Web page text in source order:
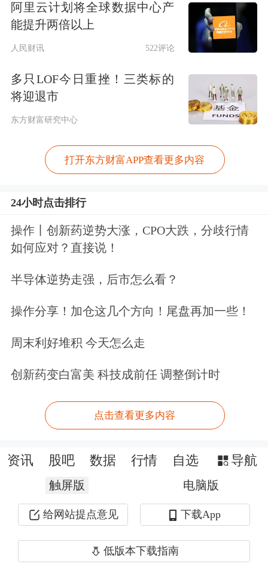
丹麦国防军在格陵兰岛再设立临时军事
区
据央视新闻，当地时间1月23日，格陵
兰岛警方官网发布消息称，丹麦国防军
23日在格陵兰岛的康克鲁斯瓦格设立了
一个临时军事区，用于存放装备。26
日，格陵兰岛首府的努克港口码头将设
立另一临时军事区。
17日，努克的钦戈尔普特郊区已设立一
临时军事区域，用于存放军事装备。
授权人员不得进入。
丹麦国防部称“北极耐力”军演将持续到
2026年底
图片来源：央视新闻
阿里云计划将全球数据中心产
能提升两倍以上
人民财讯 522评论
多只LOF今日重挫！三类标的
将迎退市
东方财富研究中心
打开东方财富APP查看更多内容
24小时点击排行
操作丨创新药逆势大涨，CPO大跌，分歧行情
如何应对？直接说！
半导体逆势走强，后市怎么看？
操作分享！加仓这几个方向！尾盘再加一些！
周末利好堆积 今天怎么走
创新药变白富美 科技成前任 调整倒计时
点击查看更多内容
资讯 股吧 数据 行情 自选 导航
触屏版 电脑版
给网站提点意见 下载App
低版本下载指南